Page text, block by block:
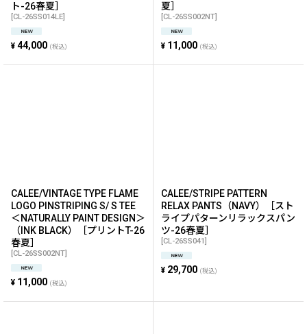
ト-26春夏］
[CL-26SS014LE]
¥ 44,000 (税込)
夏］
[CL-26SS002NT]
¥ 11,000 (税込)
CALEE/VINTAGE TYPE FLAME
LOGO PINSTRIPING S/ S TEE
＜NATURALLY PAINT DESIGN＞
（INK BLACK）［プリントT-26
春夏］
[CL-26SS002NT]
¥ 11,000 (税込)
CALEE/STRIPE PATTERN
RELAX PANTS（NAVY）［スト
ライプパターンリラックスパン
ツ-26春夏］
[CL-26SS041]
¥ 29,700 (税込)